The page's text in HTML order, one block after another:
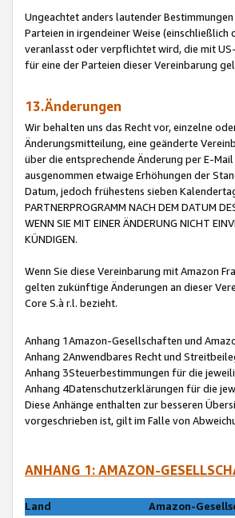
Ungeachtet anders lautender
Parteien in irgendeiner Weise
veranlasst oder verpflichtet wird, die mit
für eine der Parteien dieser Vereinbarung
13.Änderungen
Wir behalten uns das Recht vor, einzelne
Änderungsmitteilung, eine geänderte
über die entsprechende Änderung per E-
ausgenommen etwaige Erhöhungen der
Datum, jedoch frühestens sieben
PARTNERPROGRAMM NACH DEM DATUM
WENN SIE MIT EINER ÄNDERUNG NICHT
KÜNDIGEN.
Wenn Sie diese Vereinbarung mit Amazon
gelten zukünftige Änderungen an dieser
Core S.à r.l. bezieht.
Anhang 1Amazon-Gesellschaften und
Anhang 2Anwendbares Recht und
Anhang 3Steuerbestimmungen für die
Anhang 4Datenschutzerklärungen für die
Diese Anhänge enthalten zur besseren
vorgeschrieben ist, gilt im Falle von
ANHANG 1: AMAZON-
Land
Amazon-